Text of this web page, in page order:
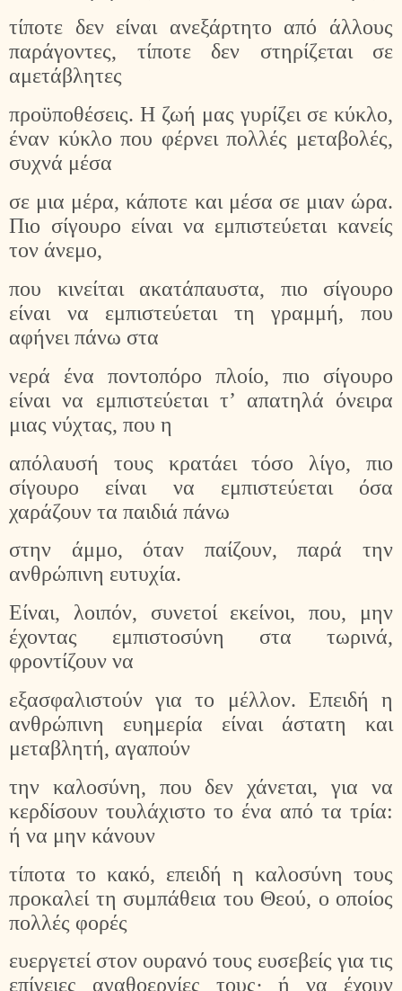
τίποτε δεν είναι ανεξάρτητο από άλλους
παράγοντες, τίποτε δεν στηρίζεται σε
αμετάβλητες
προϋποθέσεις. Η ζωή μας γυρίζει σε κύκλο,
έναν κύκλο που φέρνει πολλές μεταβολές,
συχνά μέσα
σε μια μέρα, κάποτε και μέσα σε μιαν ώρα.
Πιο σίγουρο είναι να εμπιστεύεται κανείς
τον άνεμο,
που κινείται ακατάπαυστα, πιο σίγουρο
είναι να εμπιστεύεται τη γραμμή, που
αφήνει πάνω στα
νερά ένα ποντοπόρο πλοίο, πιο σίγουρο
είναι να εμπιστεύεται τ’ απατηλά όνειρα
μιας νύχτας, που η
απόλαυσή τους κρατάει τόσο λίγο, πιο
σίγουρο είναι να εμπιστεύεται όσα
χαράζουν τα παιδιά πάνω
στην άμμο, όταν παίζουν, παρά την
ανθρώπινη ευτυχία.
Είναι, λοιπόν, συνετοί εκείνοι, που, μην
έχοντας εμπιστοσύνη στα τωρινά,
φροντίζουν να
εξασφαλιστούν για το μέλλον. Επειδή η
ανθρώπινη ευημερία είναι άστατη και
μεταβλητή, αγαπούν
την καλοσύνη, που δεν χάνεται, για να
κερδίσουν τουλάχιστο το ένα από τα τρία:
ή να μην κάνουν
τίποτα το κακό, επειδή η καλοσύνη τους
προκαλεί τη συμπάθεια του Θεού, ο οποίος
πολλές φορές
ευεργετεί στον ουρανό τους ευσεβείς για τις
επίγειες αγαθοεργίες τους· ή να έχουν